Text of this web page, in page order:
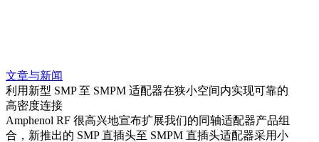
文章与新闻
利用新型 SMP 至 SMPM 适配器在狭小空间内实现可靠的
高密度连接
Amphenol RF 很高兴地宣布扩展我们的同轴适配器产品组
合，新推出的 SMP 直插头至 SMPM 直插头适配器采用小